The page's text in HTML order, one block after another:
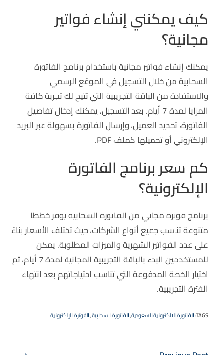
كيف يمكنني إنشاء فواتير
مجانية؟
يمكنك إنشاء فواتير مجانية باستخدام برنامج الفاتورة
السحابية من خلال التسجيل في الموقع الرسمي
والاستفادة من الباقة التجريبية التي تتيح لك تجربة كافة
المزايا لمدة 7 أيام. بعد التسجيل، يمكنك إدخال تفاصيل
الفاتورة، تحديد العميل، وإرسال الفاتورة بسهولة عبر البريد
الإلكتروني أو تحميلها كملف PDF.
كم سعر برنامج الفاتورة
الإلكترونية؟
برنامج فوترة مجاني من الفاتورة السحابية يوفر خططًا
متنوعة تناسب جميع أنواع الشركات، حيث تختلف الأسعار بناءً
على عدد الفواتير الشهرية والميزات المطلوبة. يمكن
للمستخدمين البدء بالباقة التجريبية المجانية لمدة 7 أيام، ثم
اختيار الخطة المدفوعة التي تناسب احتياجاتهم بعد انتهاء
الفترة التجريبية.
TAGS
:الفاتورة الالكترونية السعودية,الفاتورة السحابية,الفوترة الإلكترونية